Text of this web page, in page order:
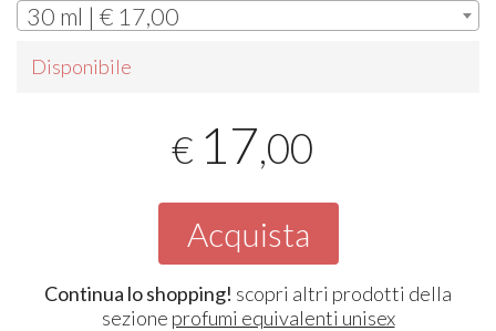
30 ml | € 17,00
Disponibile
€ 17,00
Acquista
Continua lo shopping! scopri altri prodotti della
sezione profumi equivalenti unisex